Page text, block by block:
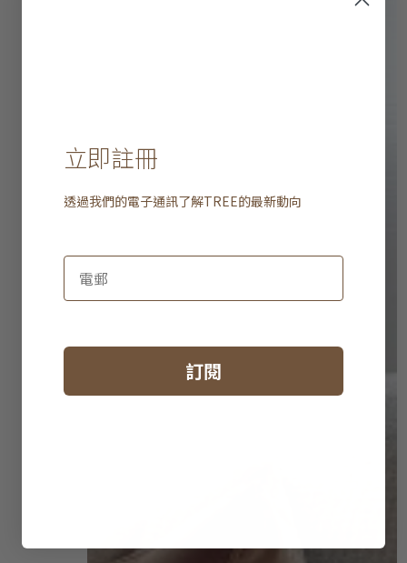
立即註冊
透過我們的電子通訊了解TREE的最新動向
訂閱